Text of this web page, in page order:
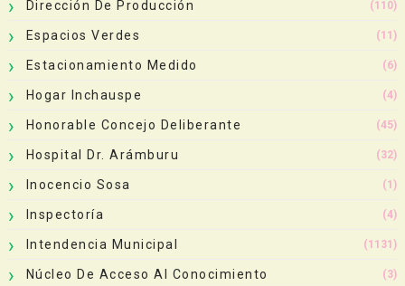
Dirección De Producción (110)
Espacios Verdes (11)
Estacionamiento Medido (6)
Hogar Inchauspe (4)
Honorable Concejo Deliberante (45)
Hospital Dr. Arámburu (32)
Inocencio Sosa (1)
Inspectoría (4)
Intendencia Municipal (1131)
Núcleo De Acceso Al Conocimiento (3)